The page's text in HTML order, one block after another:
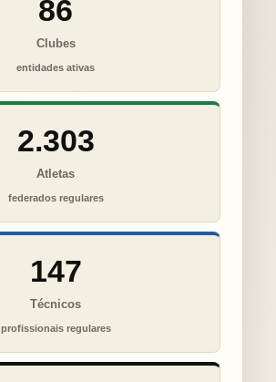
86
Clubes
entidades ativas
2.303
Atletas
federados regulares
147
Técnicos
profissionais regulares